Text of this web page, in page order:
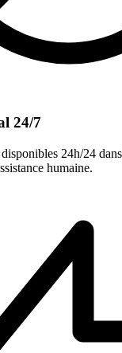
24/7
24h/24
humaine.